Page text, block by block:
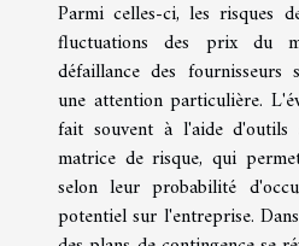
Parmi celles-ci, les risques
fluctuations des prix du
défaillance des
une attention particulière.
fait souvent à l'aide d'outils
matrice de risque, qui
selon leur probabilité
potentiel sur l'entreprise.